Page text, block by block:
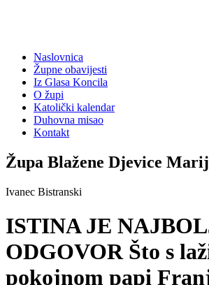
Naslovnica
Župne obavijesti
Iz Glasa Koncila
O župi
Katolički kalendar
Duhovna misao
Kontakt
Župa Blažene Djevice
Ivanec Bistranski
ISTINA JE
ODGOVOR Što s
pokojnom papi